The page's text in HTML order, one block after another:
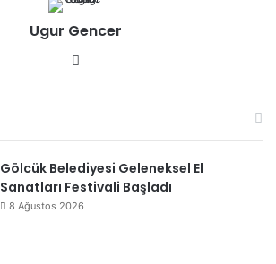
sit
esi
Ugur Gencer
Gölcük Belediyesi Geleneksel El
Sanatları Festivali Başladı
8 Ağustos 2026